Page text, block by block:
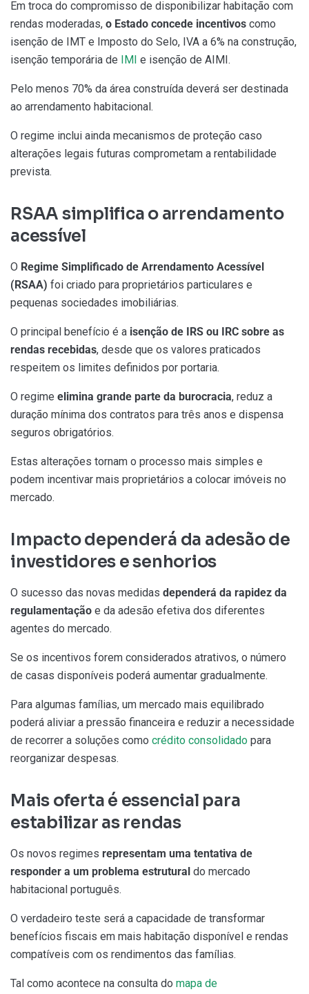
Em troca do compromisso de disponibilizar habitação com
rendas moderadas, o Estado concede incentivos como
isenção de IMT e Imposto do Selo, IVA a 6% na construção,
isenção temporária de
IMI e isenção de AIMI.
Pelo menos 70% da área construída deverá ser destinada
ao arrendamento habitacional.
O regime inclui ainda mecanismos de proteção caso
alterações legais futuras comprometam a rentabilidade
prevista.
RSAA simplifica o arrendamento
acessível
O Regime Simplificado de Arrendamento Acessível
(RSAA) foi criado para proprietários particulares e
pequenas sociedades imobiliárias.
O principal benefício é a isenção de IRS ou IRC sobre as
rendas recebidas, desde que os valores praticados
respeitem os limites definidos por portaria.
O regime elimina grande parte da burocracia, reduz a
duração mínima dos contratos para três anos e dispensa
seguros obrigatórios.
Estas alterações tornam o processo mais simples e
podem incentivar mais proprietários a colocar imóveis no
mercado.
Impacto dependerá da adesão de
investidores e senhorios
O sucesso das novas medidas dependerá da rapidez da
regulamentação e da adesão efetiva dos diferentes
agentes do mercado.
Se os incentivos forem considerados atrativos, o número
de casas disponíveis poderá aumentar gradualmente.
Para algumas famílias, um mercado mais equilibrado
poderá aliviar a pressão financeira e reduzir a necessidade
de recorrer a soluções como crédito consolidado para
reorganizar despesas.
Mais oferta é essencial para
estabilizar as rendas
Os novos regimes representam uma tentativa de
responder a um problema estrutural do mercado
habitacional português.
O verdadeiro teste será a capacidade de transformar
benefícios fiscais em mais habitação disponível e rendas
compatíveis com os rendimentos das famílias.
Tal como acontece na consulta do mapa de